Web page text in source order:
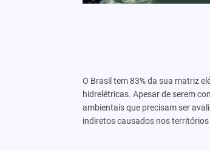
O Brasil tem 83% da sua matriz
hidrelétricas. Apesar de serem
ambientais que precisam ser
indiretos causados nos